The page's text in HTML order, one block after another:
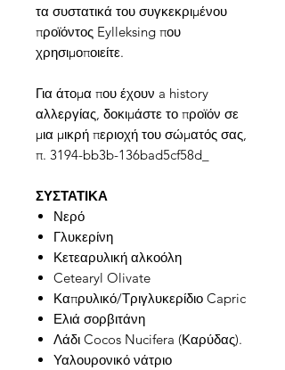
τα συστατικά του συγκεκριμένου
προϊόντος Eylleksing που
χρησιμοποιείτε.
Για άτομα που έχουν a history
αλλεργίας, δοκιμάστε το προϊόν σε
μια μικρή περιοχή του σώματός σας,
π. 3194-bb3b-136bad5cf58d_
ΣΥΣΤΑΤΙΚΑ
Νερό
Γλυκερίνη
Κετεαρυλική αλκοόλη
Cetearyl Olivate
Καπρυλικό/Τριγλυκερίδιο Capric
Ελιά σορβιτάνη
Λάδι Cocos Nucifera (Καρύδας).
Υαλουρονικό νάτριο